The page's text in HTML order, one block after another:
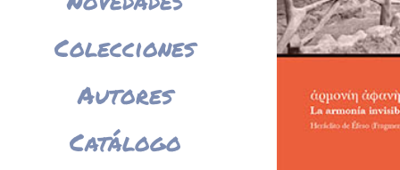
Colecciones
Autores
Catálogo